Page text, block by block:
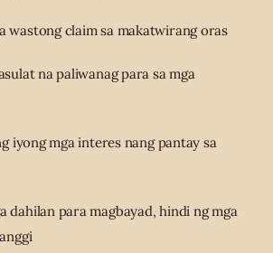
wastong claim sa makatwirang oras
na paliwanag para sa mga
iyong mga interes nang pantay sa
dahilan para magbayad, hindi ng mga